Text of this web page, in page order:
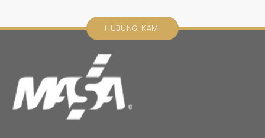
HUBUNGI KAMI